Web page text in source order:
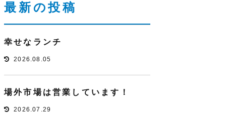
最新の投稿
幸せなランチ
2026.08.05
場外市場は営業しています！
2026.07.29